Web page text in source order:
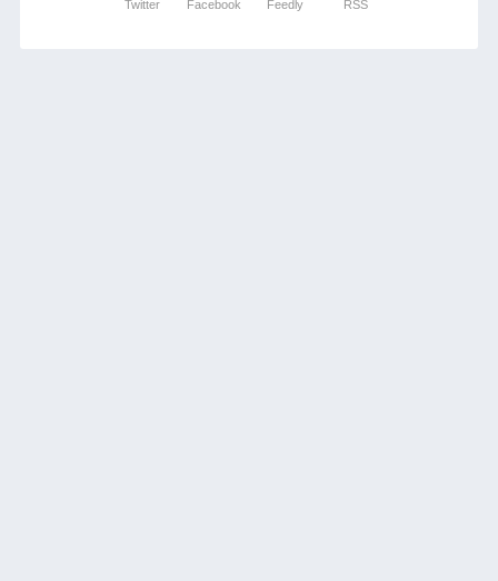
Twitter Facebook Feedly RSS